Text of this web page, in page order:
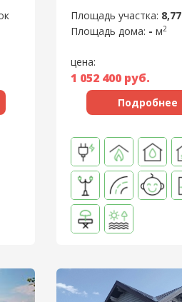
Площадь участка: 8,77
Площадь дома: - м2
цена:
1 052 400 руб.
Подробнее